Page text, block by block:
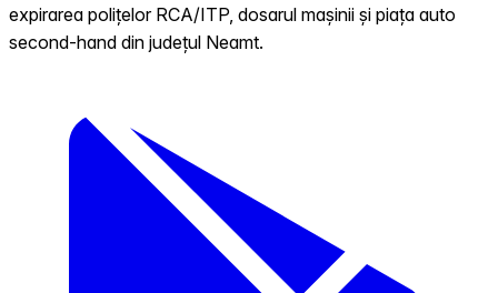
expirarea polițelor RCA/ITP, dosarul mașinii și piața auto
second-hand din județul Neamt.